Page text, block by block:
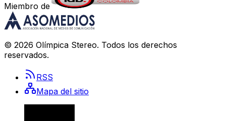
Miembro de
© 2026 Olímpica Stereo. Todos los derechos
reservados.
RSS
Mapa del sitio